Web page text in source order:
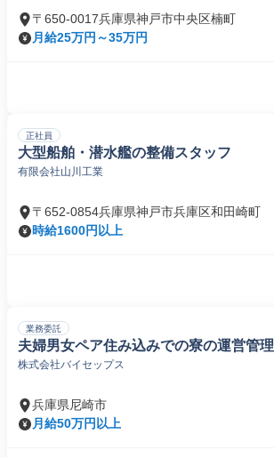
〒650-0017兵庫県神戸市中央区楠町
月給25万円～35万円
正社員
大型船舶・潜水艦の整備スタッフ
有限会社山川工業
〒652-0854兵庫県神戸市兵庫区和田崎町
時給1600円以上
業務委託
夫婦男女ペア住み込みでの寮の運営管理
株式会社バイセップス
兵庫県尼崎市
月給50万円以上